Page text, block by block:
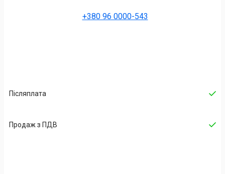
+380 96 0000-543
Післяплата
Продаж з ПДВ